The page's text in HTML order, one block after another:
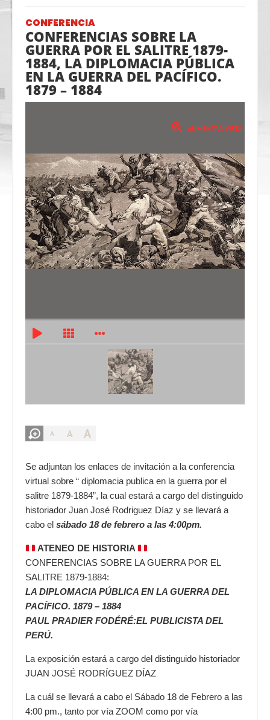
CONFERENCIA
CONFERENCIAS SOBRE LA
GUERRA POR EL SALITRE 1879-
1884, LA DIPLOMACIA PÚBLICA
EN LA GUERRA DEL PACÍFICO.
1879 – 1884
A A A
Se adjuntan los enlaces de invitación a la conferencia
virtual sobre “ diplomacia publica en la guerra por el
salitre 1879-1884”, la cual estará a cargo del distinguido
historiador Juan José Rodriguez Díaz y se llevará a
cabo el sábado 18 de febrero a las 4:00pm.
ATENEO DE HISTORIA
CONFERENCIAS SOBRE LA GUERRA POR EL
SALITRE 1879-1884:
LA DIPLOMACIA PÚBLICA EN LA GUERRA DEL
PACÍFICO. 1879 – 1884
PAUL PRADIER FODÉRÉ:EL PUBLICISTA DEL
PERÚ.
La exposición estará a cargo del distinguido historiador
JUAN JOSÉ RODRÍGUEZ DÍAZ
La cuál se llevará a cabo el Sábado 18 de Febrero a las
4:00 pm., tanto por vía ZOOM como por vía